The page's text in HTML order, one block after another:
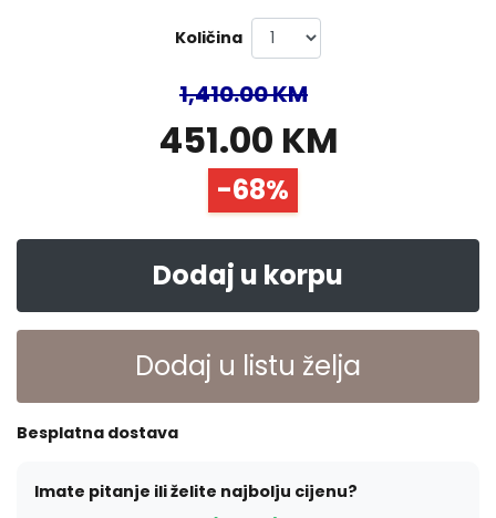
Količina
1,410.00 KM
451.00 KM
-68%
Dodaj u korpu
Dodaj u listu želja
Besplatna dostava
Imate pitanje ili želite najbolju cijenu?